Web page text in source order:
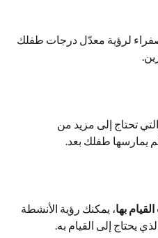
لرؤية معدّل درجات طفلك
تحتاج إلى مزيد من
يمارسها طفلك بعد.
بها، يمكنك رؤية الأنشطة
يحتاج إلى القيام به.